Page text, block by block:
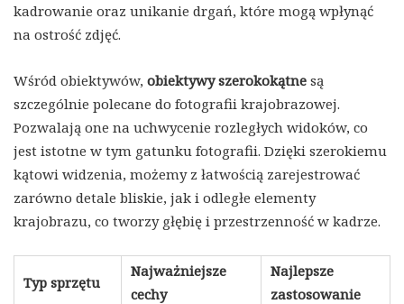
kadrowanie oraz unikanie drgań, które mogą wpłynąć
na ostrość zdjęć.
Wśród obiektywów, obiektywy szerokokątne są
szczególnie polecane do fotografii krajobrazowej.
Pozwalają one na uchwycenie rozległych widoków, co
jest istotne w tym gatunku fotografii. Dzięki szerokiemu
kątowi widzenia, możemy z łatwością zarejestrować
zarówno detale bliskie, jak i odległe elementy
krajobrazu, co tworzy głębię i przestrzenność w kadrze.
Typ sprzętu
Najważniejsze
cechy
Najlepsze
zastosowanie